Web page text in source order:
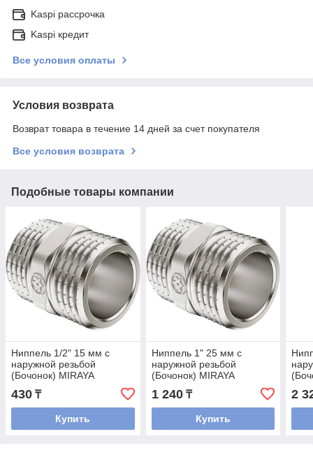
Kaspi рассрочка
Kaspi кредит
Все условия оплаты
Условия возврата
Возврат товара в течение 14 дней за счет покупателя
Все условия возврата
Подобные товары компании
Ниппель 1/2" 15 мм с
наружной резьбой
(Бочонок) MIRAYA
430 ₸
Купить
Ниппель 1" 25 мм с
наружной резьбой
(Бочонок) MIRAYA
1 240₸
Купить
2